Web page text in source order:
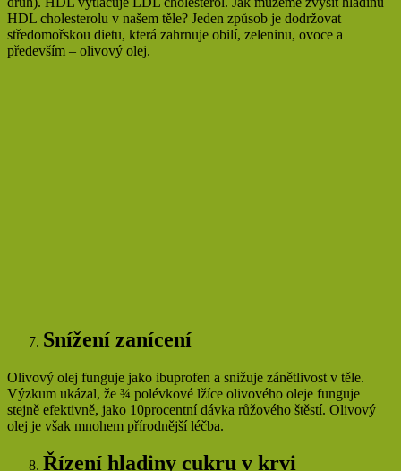
HDL cholesterolu v našem těle? Jeden způsob je dodržovat
středomořskou dietu, která zahrnuje obilí, zeleninu, ovoce a
především – olivový olej.
Snížení zanícení
Olivový olej funguje jako ibuprofen a snižuje zánětlivost v těle.
Výzkum ukázal, že ¾ polévkové lžíce olivového oleje funguje
stejně efektivně, jako 10procentní dávka růžového štěstí. Olivový
olej je však mnohem přírodnější léčba.
Řízení hladiny cukru v krvi